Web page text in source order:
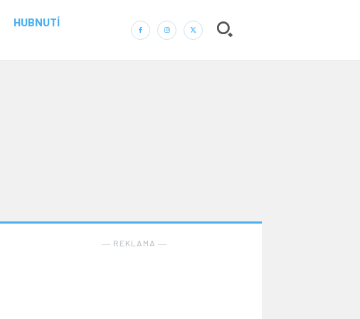
Náš web nabízí komplexní informace a rady pro
různých onemocněních, přínosné zdravotní praktiky,
HUBNUTÍ
― REKLAMA ―